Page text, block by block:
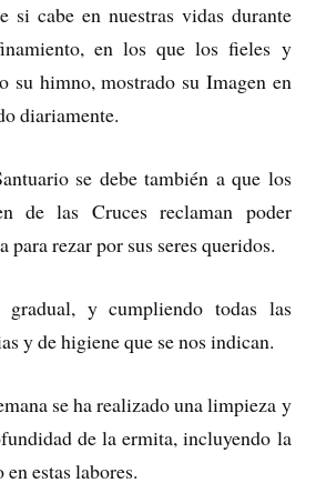
si cabe en nuestras vidas durante
en los que los fieles y
su himno, mostrado su Imagen en
diariamente.
se debe también a que los
de las Cruces reclaman poder
para rezar por sus seres queridos.
gradual, y cumpliendo todas las
y de higiene que se nos indican.
se ha realizado una limpieza y
de la ermita, incluyendo la
estas labores.